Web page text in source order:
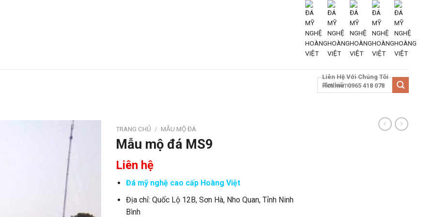
Liên Hệ Với Chúng Tôi
Hotline: 0965 418 078
Tìm
TRANG CHỦ / MẪU MỘ ĐÁ
Mẫu mộ đá MS9
Liên hệ
Đá mỹ nghệ cao cấp Hoàng Việt
Địa chỉ: Quốc Lộ 12B, Sơn Hà, Nho Quan, Tỉnh Ninh
Bình